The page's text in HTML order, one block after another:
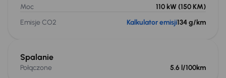
Moc
110 kW (150 KM)
Emisje CO2
Kalkulator emisji134 g/km
Spalanie
Połączone 5.6 l/100km